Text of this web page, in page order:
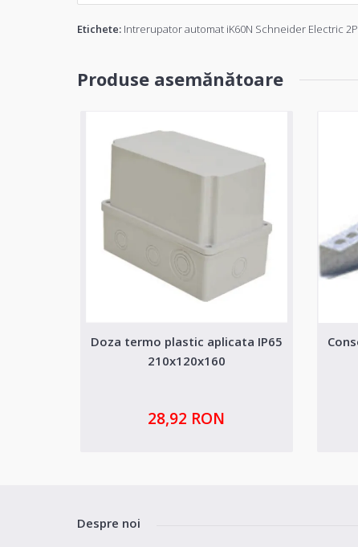
Etichete: Intrerupator automat iK60N Schneider Electric 2P
Produse asemănătoare
Doza termo plastic aplicata IP65
210x120x160
28,92 RON
Despre noi